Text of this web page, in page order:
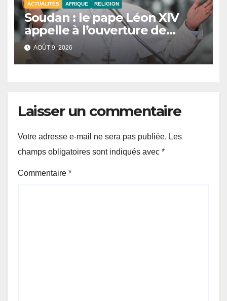
ACTUALITÉS AFRIQUE RELIGION
Soudan : le pape Léon XIV
appelle à l’ouverture de
couloirs humanitaires
AOÛT 9, 2026
Laisser un commentaire
Votre adresse e-mail ne sera pas publiée. Les
champs obligatoires sont indiqués avec *
Commentaire *